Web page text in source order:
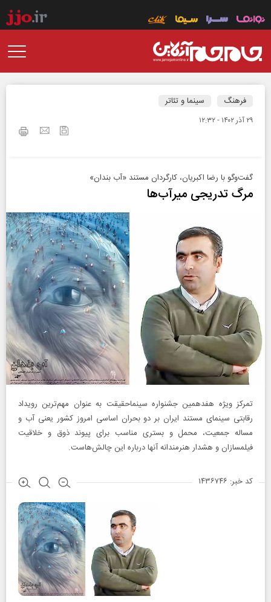
فرهنگ سینما و تئاتر
۲۹ آذر ۱۴۰۲ - ۱۲:۳۲
گفت‌وگو با رضا اکبریان، کارگردان مستند «آب‌ بندان»
مرگ تدریجی میرآب‌ها
تمرکز ویژه هفدهمین جشنواره سینماحقیقت به عنوان مهم‌ترین رویداد
رقابتی سینمای مستند ایران بر دو بحران اساسی امروز کشور یعنی آب و
مساله جمعیت، محمل و بستری مناسب برای پیوند ذوق و خلاقیت
فیلمسازان و هشدار هنرمندانه آنها درباره این چالش‌هاست.
کد خبر: ۱۴۳۶۷۴۶